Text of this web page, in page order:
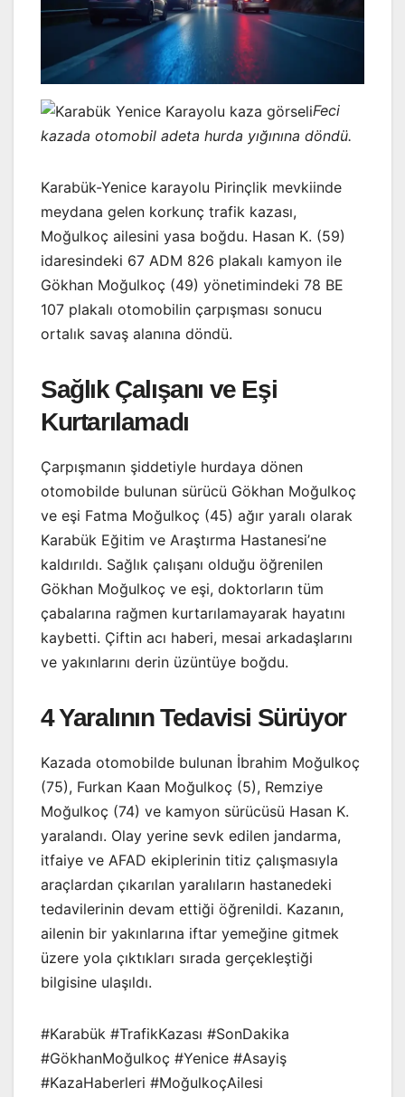
Feci
kazada otomobil adeta hurda yığınına döndü.
Karabük-Yenice karayolu Pirinçlik mevkiinde
meydana gelen korkunç trafik kazası,
Moğulkoç ailesini yasa boğdu. Hasan K. (59)
idaresindeki 67 ADM 826 plakalı kamyon ile
Gökhan Moğulkoç (49) yönetimindeki 78 BE
107 plakalı otomobilin çarpışması sonucu
ortalık savaş alanına döndü.
Sağlık Çalışanı ve Eşi
Kurtarılamadı
Çarpışmanın şiddetiyle hurdaya dönen
otomobilde bulunan sürücü Gökhan Moğulkoç
ve eşi Fatma Moğulkoç (45) ağır yaralı olarak
Karabük Eğitim ve Araştırma Hastanesi’ne
kaldırıldı. Sağlık çalışanı olduğu öğrenilen
Gökhan Moğulkoç ve eşi, doktorların tüm
çabalarına rağmen kurtarılamayarak hayatını
kaybetti. Çiftin acı haberi, mesai arkadaşlarını
ve yakınlarını derin üzüntüye boğdu.
4 Yaralının Tedavisi Sürüyor
Kazada otomobilde bulunan İbrahim Moğulkoç
(75), Furkan Kaan Moğulkoç (5), Remziye
Moğulkoç (74) ve kamyon sürücüsü Hasan K.
yaralandı. Olay yerine sevk edilen jandarma,
itfaiye ve AFAD ekiplerinin titiz çalışmasıyla
araçlardan çıkarılan yaralıların hastanedeki
tedavilerinin devam ettiği öğrenildi. Kazanın,
ailenin bir yakınlarına iftar yemeğine gitmek
üzere yola çıktıkları sırada gerçekleştiği
bilgisine ulaşıldı.
#Karabük #TrafikKazası #SonDakika
#GökhanMoğulkoç #Yenice #Asayiş
#KazaHaberleri #MoğulkoçAilesi